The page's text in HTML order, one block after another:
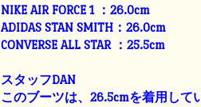
NIKE AIR FORCE 1 ：26.0cm
ADIDAS STAN SMITH：26.0cm
CONVERSE ALL STAR ：25.5cm
スタッフDAN
このブーツは、26.5cmを着用して